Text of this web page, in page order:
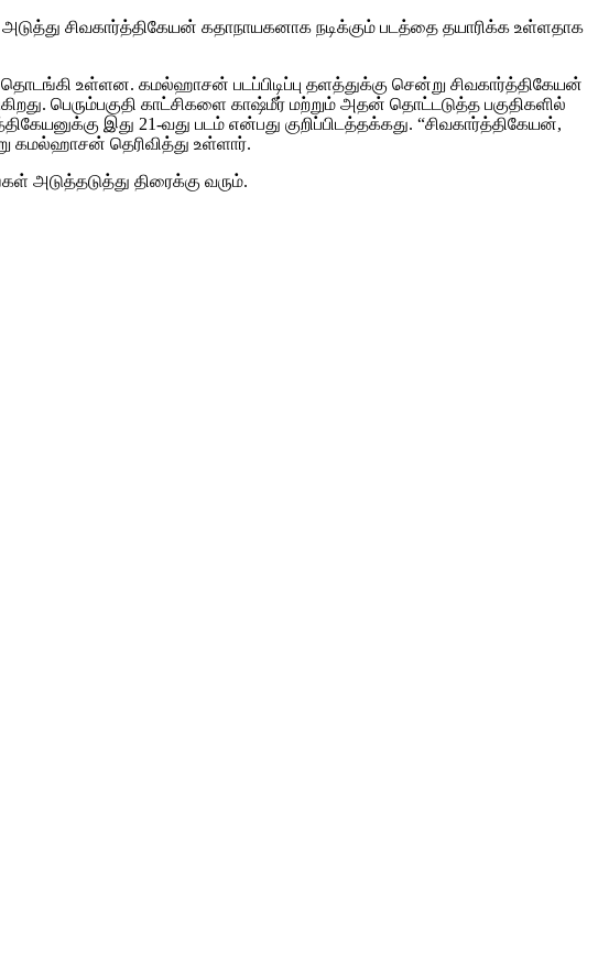
சிவகார்த்திகேயன் கதாநாயகனாக நடிக்கும் படத்தை தயாரிக்க உள்ளதாக
தொடங்கி உள்ளன. கமல்ஹாசன் படப்பிடிப்பு தளத்துக்கு சென்று சிவகார்த்திகேயன்
பெரும்பகுதி காட்சிகளை காஷ்மீர் மற்றும் அதன் தொட்டடுத்த பகுதிகளில்
இது 21-வது படம் என்பது குறிப்பிடத்தக்கது. “சிவகார்த்திகேயன்,
கமல்ஹாசன் தெரிவித்து உள்ளார்.
அடுத்தடுத்து திரைக்கு வரும்.